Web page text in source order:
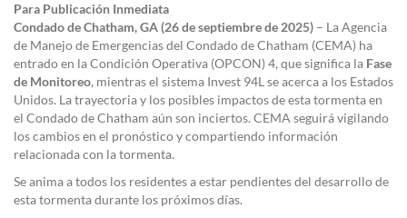
Para Publicación Inmediata
Condado de Chatham, GA (26 de septiembre de 2025) – La Agencia
de Manejo de Emergencias del Condado de Chatham (CEMA) ha
entrado en la Condición Operativa (OPCON) 4, que significa la Fase
de Monitoreo, mientras el sistema Invest 94L se acerca a los Estados
Unidos. La trayectoria y los posibles impactos de esta tormenta en
el Condado de Chatham aún son inciertos. CEMA seguirá vigilando
los cambios en el pronóstico y compartiendo información
relacionada con la tormenta.
Se anima a todos los residentes a estar pendientes del desarrollo de
esta tormenta durante los próximos días.